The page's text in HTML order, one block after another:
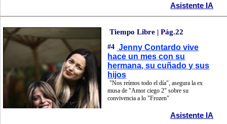
Asistente IA
Tiempo Libre | Pág.22
#4 Jenny Contardo vive
hace un mes con su
hermana, su cuñado y sus
hijos
"Nos reímos todo el día", asegura la ex
musa de "Amor ciego 2" sobre su
convivencia a lo "Frozen"
Asistente IA